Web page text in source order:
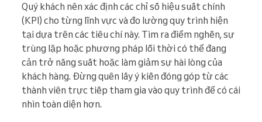
Quý khách nên xác định các chỉ số hiệu suất chính
(KPI) cho từng lĩnh vực và đo lường quy trình hiện
tại dựa trên các tiêu chí này. Tìm ra điểm nghẽn, sự
trùng lặp hoặc phương pháp lỗi thời có thể đang
cản trở năng suất hoặc làm giảm sự hài lòng của
khách hàng. Đừng quên lấy ý kiến đóng góp từ các
thành viên trực tiếp tham gia vào quy trình để có cái
nhìn toàn diện hơn.